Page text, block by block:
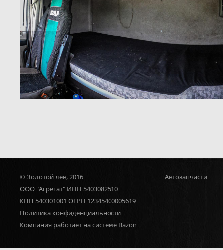
© Золотой лев, 2016
ООО "Агрегат" ИНН 5403082510
КПП 540301001 ОГРН 12345400005619
Политика конфиденциальности
Компания работает на системе Bazon
Автозапчасти